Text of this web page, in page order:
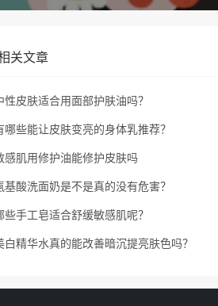
关文章
性皮肤适合用面部护肤油吗？
哪些能让皮肤变亮的身体乳推荐？
感肌用修护油能修护皮肤吗
基酸洗面奶是不是真的没有危害？
些手工皂适合舒缓敏感肌呢？
白精华水真的能改善暗沉提亮肤色吗？